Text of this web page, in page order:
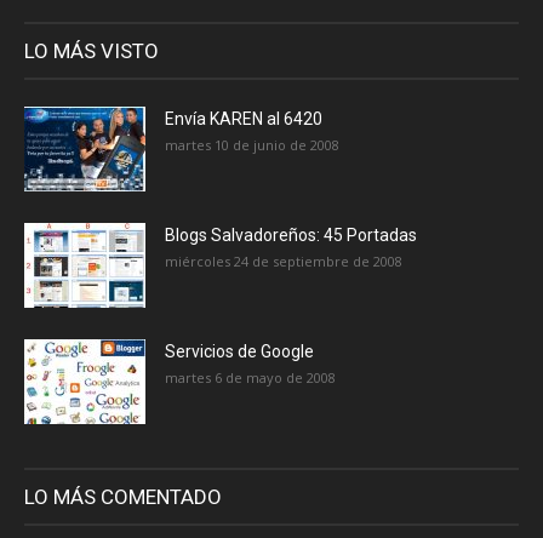
LO MÁS VISTO
Envía KAREN al 6420
martes 10 de junio de 2008
Blogs Salvadoreños: 45 Portadas
miércoles 24 de septiembre de 2008
Servicios de Google
martes 6 de mayo de 2008
LO MÁS COMENTADO